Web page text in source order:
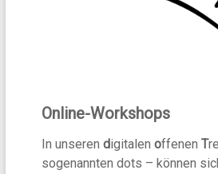
Online-Workshops
In unserendigitalenoffenenT
sogenannten dots – können